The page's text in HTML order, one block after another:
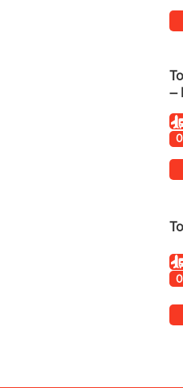
–
0
0